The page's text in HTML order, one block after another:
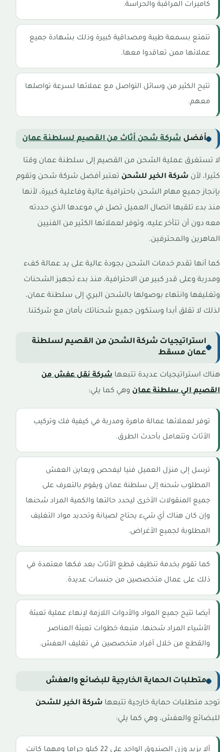
كاميرات المراقبة والحراسة.
تتمتع بسمعة طيبة ومصداقية كبيرة وذلك بشهادة جميع
عملائها ممن تعاقدوا معها.
تتيح الكثير من وسائل التواصل مع عملائها لسرعة تواصلها
معهم.
أفضل شركة شحن أثاث من القصيم لسلطنة عمان
لا تستغرق عملية الشحن من القصيم إلى سلطنة عمان وقتا
كثيرا، لأن شركة الخير للشحن تعتبر أفضل شركة شحن وتقوم
بإنجاز جميع مهام الشحن باحترافية عالية وفاعلية كبيرة، لأنها
منذ بدء تلقيها اتصال العميل تصل في موعدها الذي حددته
معه دون أن تتأخر عليه، وتوفر لعملائها الكثير من الفنيين
الماهرين والمحترفين.
كما أنها تقدم خدمات الشحن بجودة عالية على يد عمالة كفء
ومدربة وعلى قدر كبير من الاحترافية، منذ بدء تجهيز الشحنات
وتغليفها وانتهاء بوصولها بالشحن البري إلى سلطنة عمان،
لذلك لا تقلق أبدا وستكون جميع شحناتك بأمان مع شركتنا.
استراتيجيات شركة الشحن من القصيم لسلطنة
عمان مسقط
هناك استراتيجيات عديدة تتبعها شركة نقل عفش من
القصيم الي سلطنة عمان وهي كما يلي:
توفر لعملائها عمالة ماهرة ومدربة في كيفية فك وتركيب
الأثاث وتتعامل بأحدث الطرق.
ترسل إلى منزل العميل فنيا ليفحص ويعاين العفش
المطلوب شحنه إلى سلطنة عمان ويقوم بالتعرف على
جميع المنقولات الأخرى ليحدد حالتها والكمية المراد شحنها
وإن كان هناك أي شيء يحتاج لصيانة وتحديد مواد التغليف
المطلوبة لجميع الأغراض.
كما تقوم بخدمة تنظيف قطع الأثاث بعد فكها معتمدة في
ذلك على عمال متخصصين من جنسات عديدة.
أيضا تتيح جميع المواد والأدوات اللازمة لإنهاء عملية تعبئة
الأشياء المراد شحنها، متبعة خطوات تعبئة العناصر
والقطع من خلال أفراد متخصصين في تغليف العفش.
متطلبات الحماية الخارجية للبضائع والعفش
توجد متطلبات حماية خارجية تتبعها شركة الخير للشحن
للبضائع والعفش، وهي كما يلي:
ألا يزيد وزن الصندوق الواحد على 22 كيلو جراما ومهما كانت